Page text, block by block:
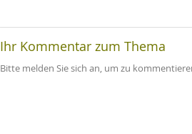
Ihr Kommentar zum Thema
Bitte melden Sie sich an, um zu